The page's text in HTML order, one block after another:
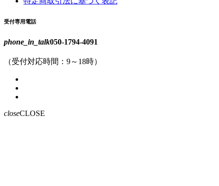
受付専用電話
phone_in_talk050-1794-4091
（受付対応時間：9～18時）
closeCLOSE